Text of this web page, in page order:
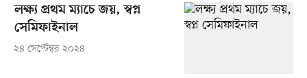
লক্ষ্য প্রথম ম্যাচে জয়, স্বপ্ন
সেমিফাইনাল
২৪ সেপ্টেম্বর ২০২৪